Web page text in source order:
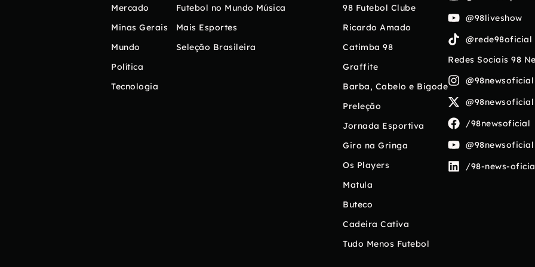
Mercado
Minas Gerais
Mundo
Política
Tecnologia
Futebol no Mundo
Mais Esportes
Seleção Brasileira
Música
98 Futebol Clube
Ricardo Amado
Catimba 98
Graffite
Barba, Cabelo e Bigode
Preleção
Jornada Esportiva
Giro na Gringa
Os Players
Matula
Buteco
Cadeira Cativa
Tudo Menos Futebol
@98liveshow
@rede98oficial
Redes Sociais 98
@98newsoficial
@98newsoficial
/98newsoficial
@98newsoficial
/98-news-